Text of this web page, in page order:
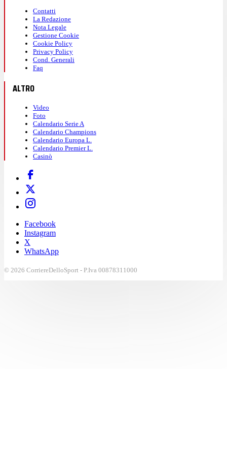
Contatti
La Redazione
Nota Legale
Gestione Cookie
Cookie Policy
Privacy Policy
Cond. Generali
Faq
ALTRO
Video
Foto
Calendario Serie A
Calendario Champions
Calendario Europa L.
Calendario Premier L.
Casinò
Facebook
Instagram
X
WhatsApp
© 2026 CorriereDelloSport - P.Iva 00878311000